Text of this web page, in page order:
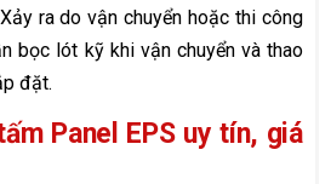
ra do vận chuyển hoặc thi công
bọc lót kỹ khi vận chuyển và thao
đặt.
Panel EPS uy tín, giá